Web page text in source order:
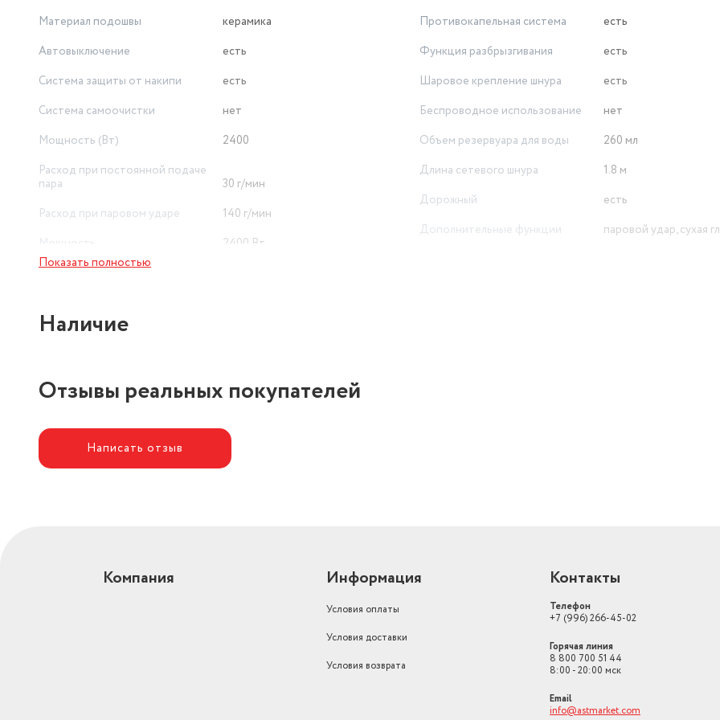
Материал подошвы
керамика
Автовыключение
есть
Система защиты от накипи
есть
Система самоочистки
нет
Мощность (Вт)
2400
Расход при постоянной подаче
пара
30 г/мин
Расход при паровом ударе
140 г/мин
2400 Вт
Противокапельная система
есть
Функция разбрызгивания
есть
Шаровое крепление шнура
есть
Беспроводное использование
нет
Объeм резервуара для воды
260 мл
Длина сетевого шнура
1.8 м
Дорожный
есть
Дополнительные функции
паровой удар, сухая
Показать полностью
Наличие
Отзывы реальных покупателей
Написать отзыв
Компания Информация
Условия оплаты
Условия доставки
Условия возврата
Контакты
Телефон
+7 (996) 266-45-02
Горячая линия
8 800 700 51 44
8:00 - 20:00 мск
Email
info@astmarket.com